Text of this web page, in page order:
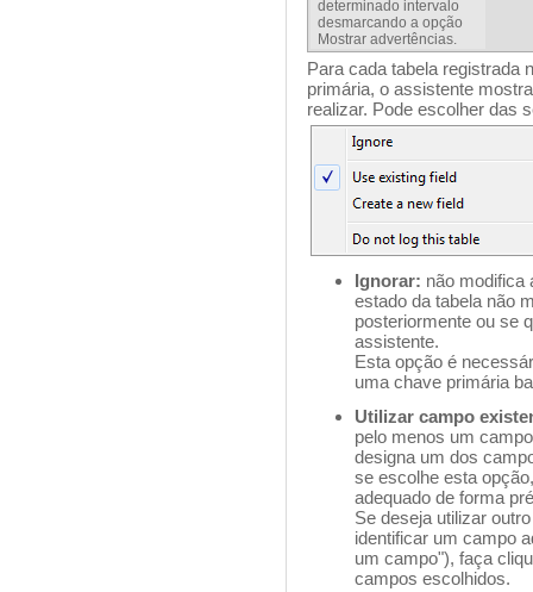
determinado intervalo
desmarcando a opção
Mostrar advertências.
Para cada tabela registrada
primária, o assistente
realizar. Pode escolher das
Ignorar: não modifica
estado da tabela não
posteriormente ou se
assistente.
Esta opção é
uma chave primária
Utilizar campo
pelo menos um
designa um dos
se escolhe esta
adequado de forma
Se deseja utilizar
identificar um campo
um campo"), faça
campos escolhidos.